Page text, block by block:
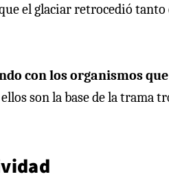
el glaciar retrocedió
con los organismos
son la base de la trama